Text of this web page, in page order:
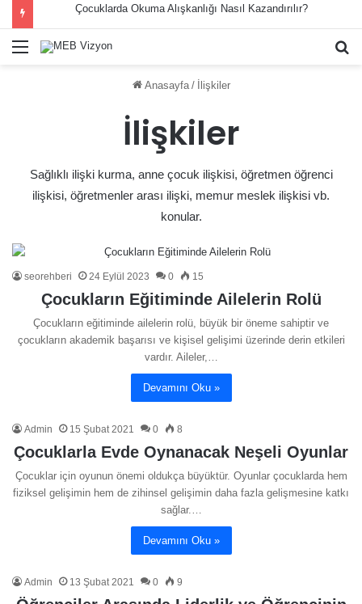
Çocuklarda Okuma Alışkanlığı Nasıl Kazandırılır?
Menü
Anasayfa / İlişkiler
İlişkiler
Sağlıklı ilişki kurma, anne çocuk ilişkisi, öğretmen öğrenci
ilişkisi, öğretmenler arası ilişki, memur meslek ilişkisi vb.
konular.
seorehberi 24 Eylül 2023 0 15
Çocukların Eğitiminde Ailelerin Rolü
Çocukların eğitiminde ailelerin rolü, büyük bir öneme sahiptir ve
çocukların akademik başarısı ve kişisel gelişimi üzerinde derin etkileri
vardır. Aileler,…
Devamını Oku »
Admin 15 Şubat 2021 0 8
Çocuklarla Evde Oynanacak Neşeli Oyunlar
Çocuklar için oyunun önemi oldukça büyüktür. Oyunlar çocuklarda hem
fiziksel gelişimin hem de zihinsel gelişimin daha fazla gelişmesine katkı
sağlar.…
Devamını Oku »
Admin 13 Şubat 2021 0 9